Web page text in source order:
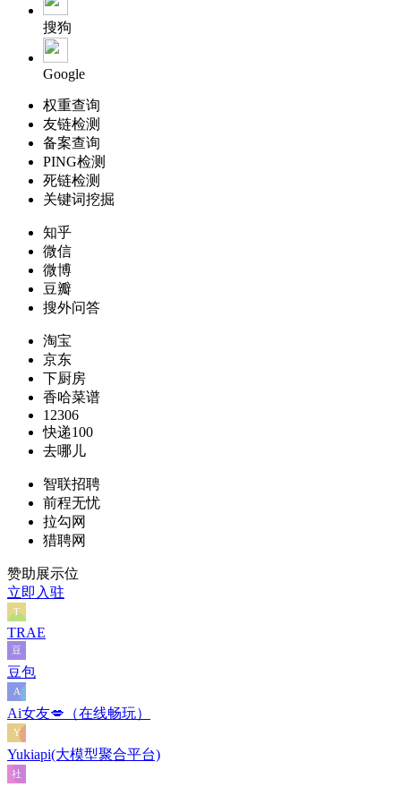
搜狗
Google
权重查询
友链检测
备案查询
PING检测
死链检测
关键词挖掘
知乎
微信
微博
豆瓣
搜外问答
淘宝
京东
下厨房
香哈菜谱
12306
快递100
去哪儿
智联招聘
前程无忧
拉勾网
猎聘网
赞助展示位
立即入驻
TRAE
豆包
Ai女友💋（在线畅玩）
Yukiapi(大模型聚合平台)